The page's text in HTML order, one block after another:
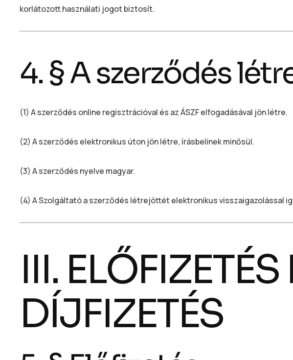
korlátozott használati jogot biztosít.
4. § A szerződés
(1) A szerződés online regisztrációval és az ÁSZF elfogadásával jön létre.
(2) A szerződés elektronikus úton jön létre, írásbelinek minősül.
(3) A szerződés nyelve magyar.
(4) A Szolgáltató a szerződés létrejöttét elektronikus visszaigazolással
III. ELŐFIZETÉS
DÍJFIZETÉS